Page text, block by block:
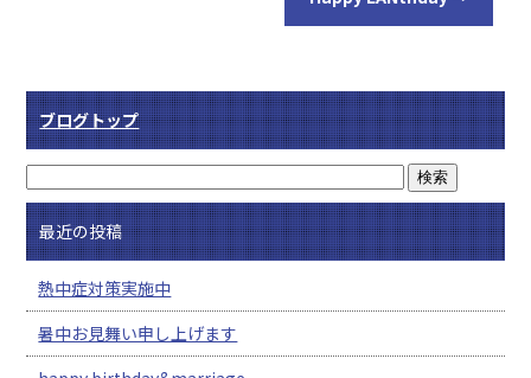
ブログトップ
最近の投稿
熱中症対策実施中
暑中お見舞い申し上げます